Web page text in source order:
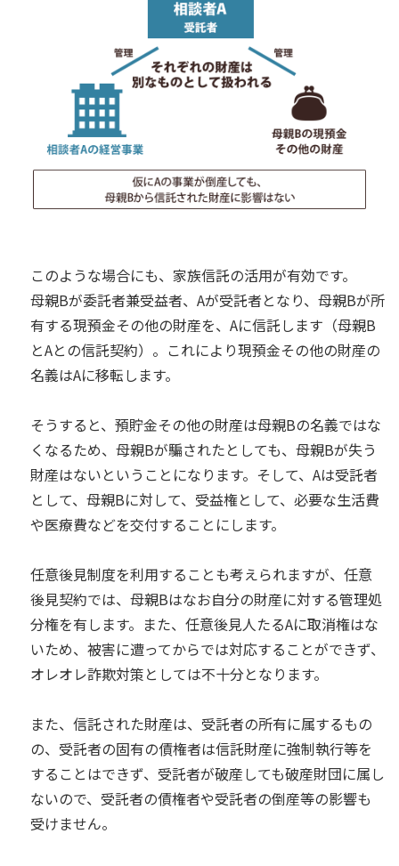
このような場合にも、家族信託の活用が有効です。
母親Bが委託者兼受益者、Aが受託者となり、母親Bが所
有する現預金その他の財産を、Aに信託します（母親B
とAとの信託契約）。これにより現預金その他の財産の
名義はAに移転します。
そうすると、預貯金その他の財産は母親Bの名義ではな
くなるため、母親Bが騙されたとしても、母親Bが失う
財産はないということになります。そして、Aは受託者
として、母親Bに対して、受益権として、必要な生活費
や医療費などを交付することにします。
任意後見制度を利用することも考えられますが、任意
後見契約では、母親Bはなお自分の財産に対する管理処
分権を有します。また、任意後見人たるAに取消権はな
いため、被害に遭ってからでは対応することができず、
オレオレ詐欺対策としては不十分となります。
また、信託された財産は、受託者の所有に属するもの
の、受託者の固有の債権者は信託財産に強制執行等を
することはできず、受託者が破産しても破産財団に属し
ないので、受託者の債権者や受託者の倒産等の影響も
受けません。